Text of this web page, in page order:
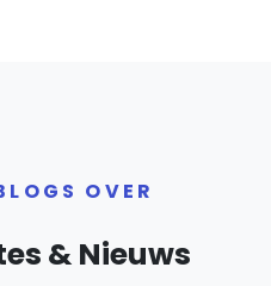
OVER
& Nieuws